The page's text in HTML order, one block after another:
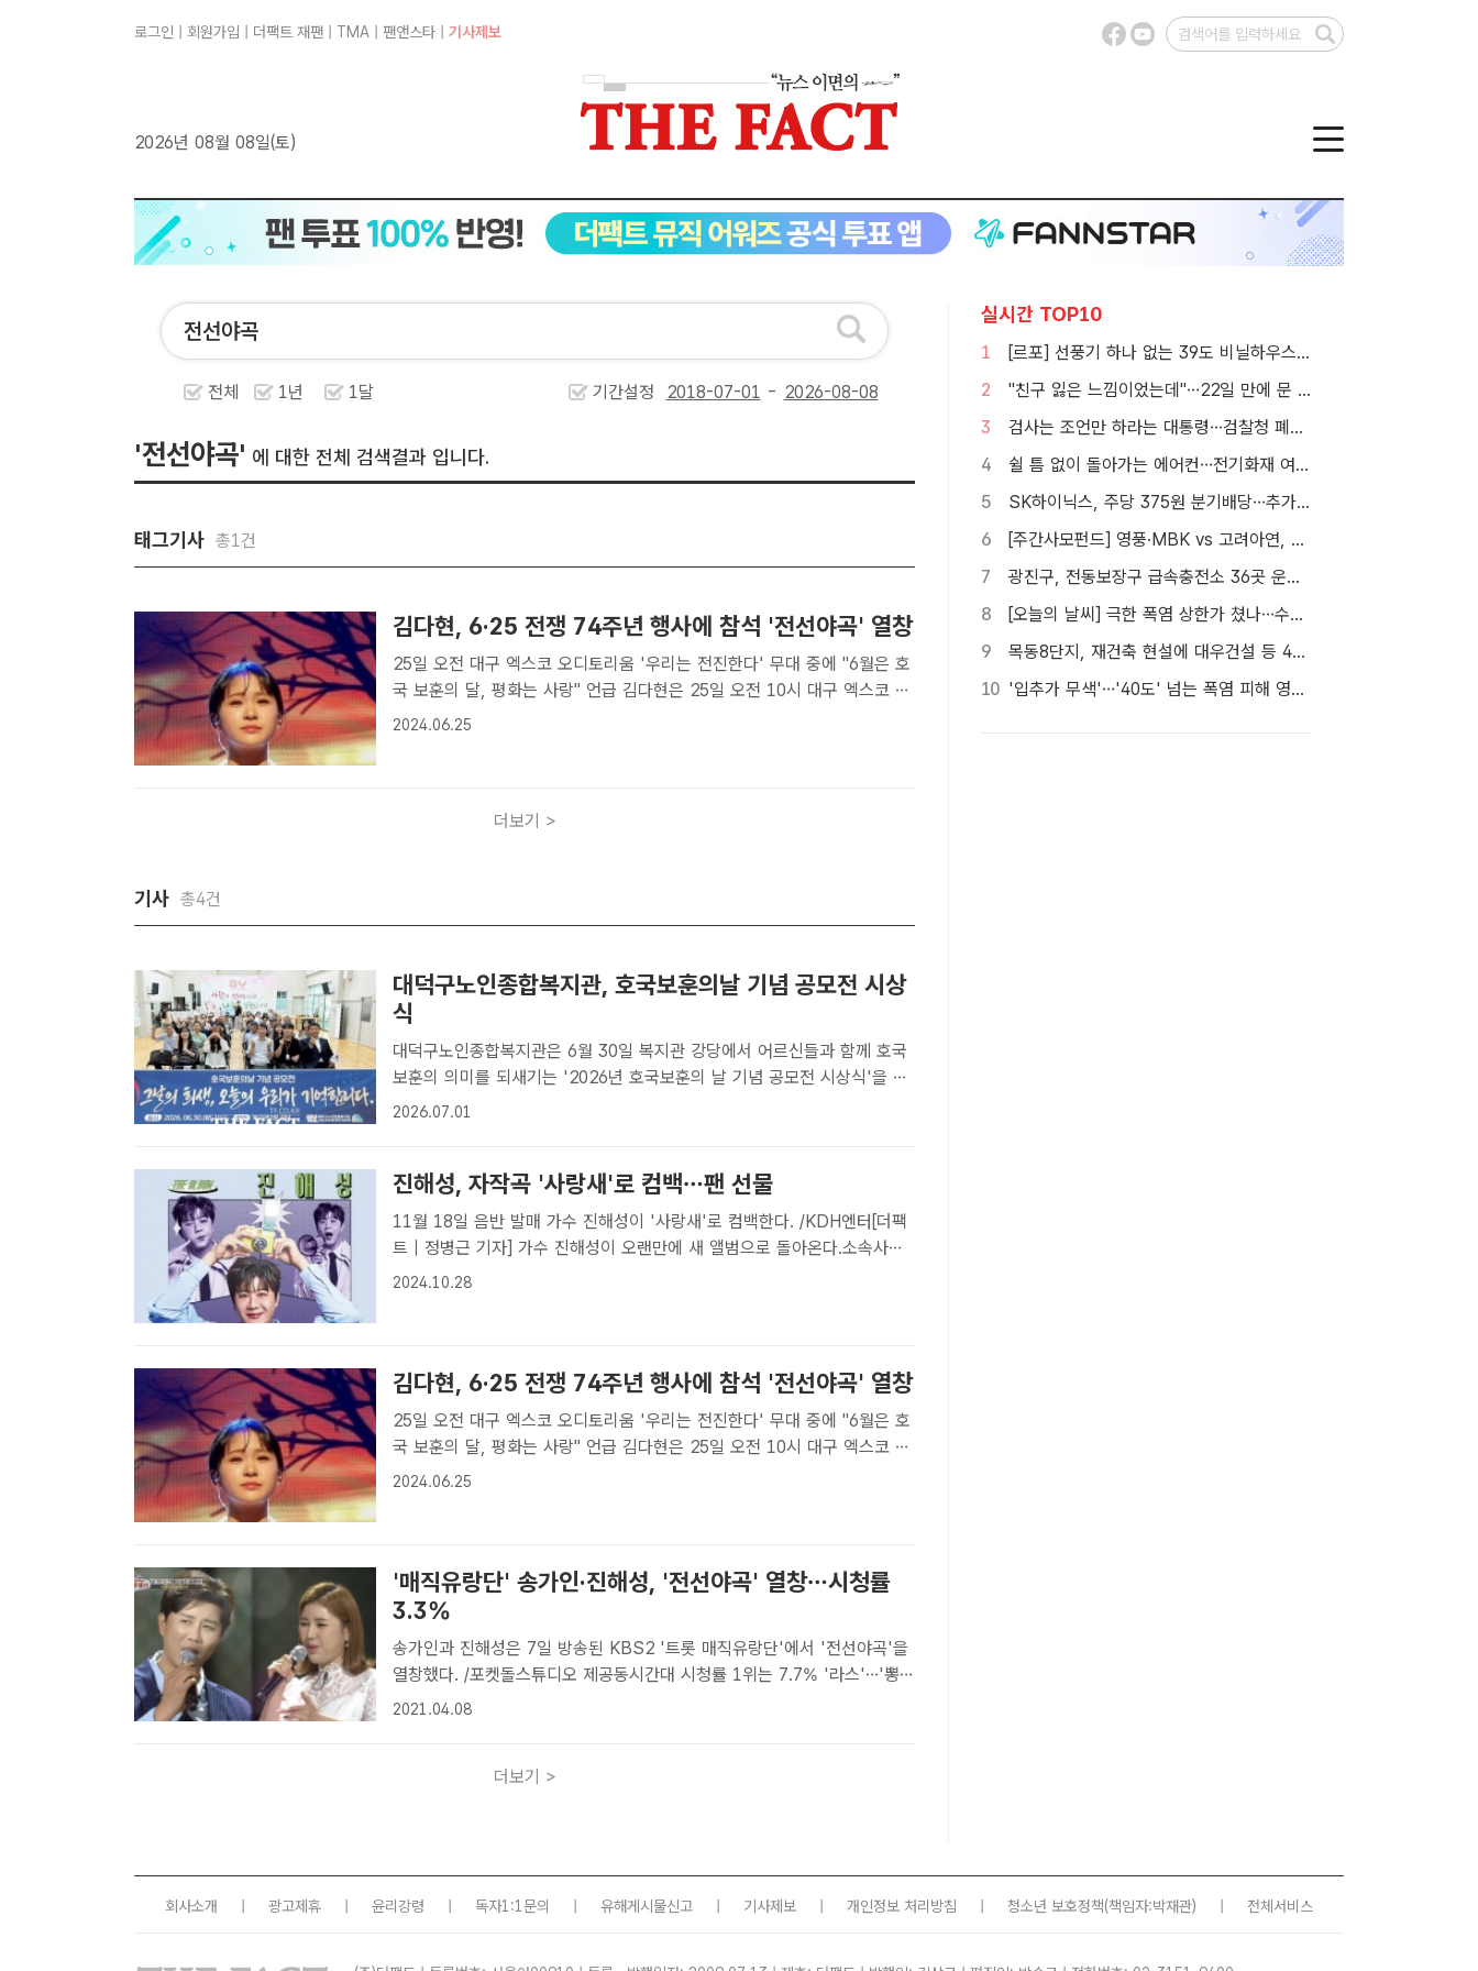
로그인 회원가입 더팩트 재팬 TMA 팬앤스타 기사제보
2026년 08월 08일(토)
전체 1년 1달 기간설정 -
'전선야곡' 에 대한 전체 검색결과 입니다.
태그기사 총1건
김다현, 6·25 전쟁 74주년 행사에 참석 '전선야곡' 열창
25일 오전 대구 엑스코 오디토리움 '우리는 전진한다' 무대 중에 "6월은 호
국 보훈의 달, 평화는 사랑" 언급 김다현은 25일 오전 10시 대구 엑스코 오
디토리움에서 열린 6·25전쟁 제74주년 행사에 참가, 낙동강 방어선 사수부
2024.06.25
더보기 >
기사 총4건
대덕구노인종합복지관, 호국보훈의날 기념 공모전 시상
식
대덕구노인종합복지관은 6월 30일 복지관 강당에서 어르신들과 함께 호국
보훈의 의미를 되새기는 '2026년 호국보훈의 날 기념 공모전 시상식'을 진
행했다. /대덕구노인종합복지관[더팩트ㅣ대전=선치영 기자] 사회복지법인
2026.07.01
진해성, 자작곡 '사랑새'로 컴백…팬 선물
11월 18일 음반 발매 가수 진해성이 '사랑새'로 컴백한다. /KDH엔터[더팩
트 | 정병근 기자] 가수 진해성이 오랜만에 새 앨범으로 돌아온다.소속사
KDH엔터테인먼트는 28일 "가수 진해성이 26일 선공개한 음원을 28일부
2024.10.28
김다현, 6·25 전쟁 74주년 행사에 참석 '전선야곡' 열창
25일 오전 대구 엑스코 오디토리움 '우리는 전진한다' 무대 중에 "6월은 호
국 보훈의 달, 평화는 사랑" 언급 김다현은 25일 오전 10시 대구 엑스코 오
디토리움에서 열린 6·25전쟁 제74주년 행사에 참가, 낙동강 방어선 사수부
2024.06.25
'매직유랑단' 송가인·진해성, '전선야곡' 열창…시청률
3.3%
송가인과 진해성은 7일 방송된 KBS2 '트롯 매직유랑단'에서 '전선야곡'을
열창했다. /포켓돌스튜디오 제공동시간대 시청률 1위는 7.7% '라스'…'뽕숭
아학당'은 개표방송으로 결방 [더팩트ㅣ이한림 기자] '미스트롯' 우승자 송
2021.04.08
더보기 >
실시간 TOP10
1
[르포] 선풍기 하나 없는 39도 비닐하우스…이주노동자의 '악몽같은 폭염'
2
"친구 잃은 느낌이었는데"…22일 만에 문 연 홈플러스 가보니[TF현장]
3
검사는 조언만 하라는 대통령…검찰청 폐지 앞둔 합수본 '딜레마'
4
쉴 틈 없이 돌아가는 에어컨…전기화재 여름철에 몰린다
5
SK하이닉스, 주당 375원 분기배당…추가 주주환원 예고
6
[주간사모펀드] 영풍·MBK vs 고려아연, 美 제련소 이름 두고 고발전
7
광진구, 전동보장구 급속충전소 36곳 운영…수리비도 지원
8
[오늘의 날씨] 극한 폭염 상한가 쳤나…수도권 소나기, 동해안에 폭우
9
목동8단지, 재건축 현설에 대우건설 등 4곳…경쟁 입찰 성사될까
10
'입추가 무색'…'40도' 넘는 폭염 피해 영화관으로 [TF사진관]
회사소개 광고제휴 윤리강령 독자1:1문의 유해게시물신고 기사제보 개인정보 처리방침 청소년 보호정책(책임자:박재관) 전체서비스